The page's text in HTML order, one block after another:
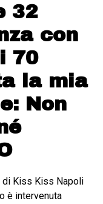
32
con
70
la mia
Non
di Kiss Kiss Napoli
è intervenuta